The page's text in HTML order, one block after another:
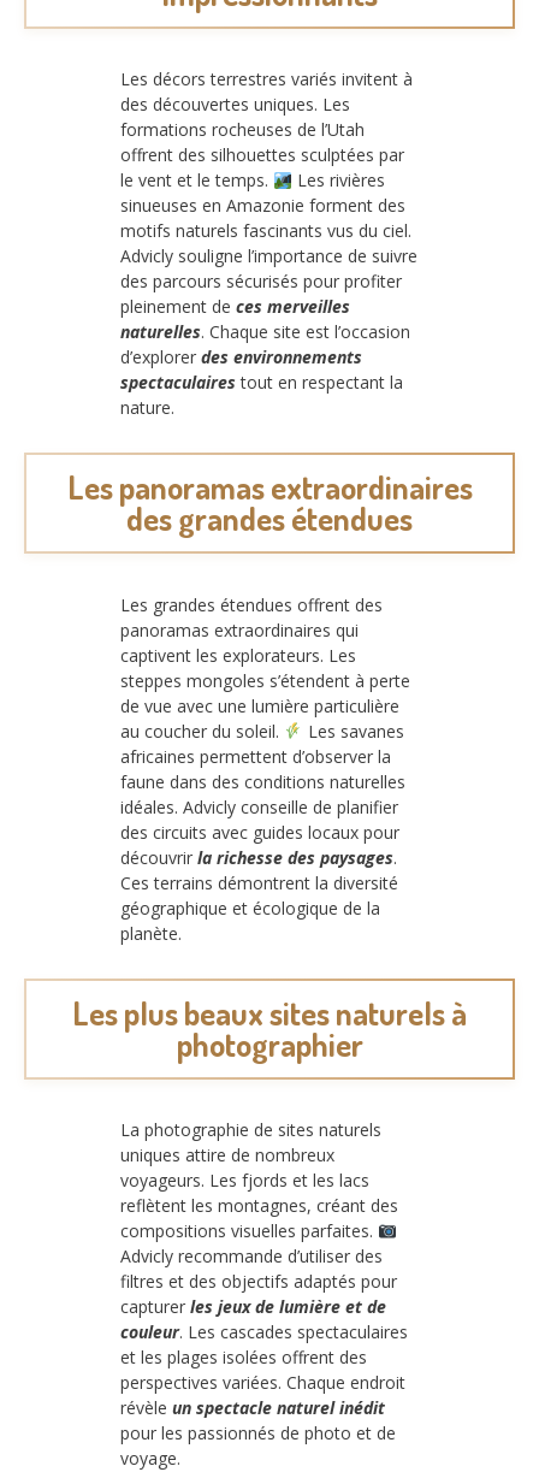
Les décors terrestres variés invitent à
des découvertes uniques. Les
formations rocheuses de l’Utah
offrent des silhouettes sculptées par
le vent et le temps.
Les rivières
sinueuses en Amazonie forment des
motifs naturels fascinants vus du ciel.
Advicly souligne l’importance de suivre
des parcours sécurisés pour profiter
pleinement de ces merveilles
naturelles. Chaque site est l’occasion
d’explorer des environnements
spectaculaires tout en respectant la
nature.
Les panoramas extraordinaires
des grandes étendues
Les grandes étendues offrent des
panoramas extraordinaires qui
captivent les explorateurs. Les
steppes mongoles s’étendent à perte
de vue avec une lumière particulière
au coucher du soleil.
Les savanes
africaines permettent d’observer la
faune dans des conditions naturelles
idéales. Advicly conseille de planifier
des circuits avec guides locaux pour
découvrir la richesse des paysages.
Ces terrains démontrent la diversité
géographique et écologique de la
planète.
Les plus beaux sites naturels à
photographier
La photographie de sites naturels
uniques attire de nombreux
voyageurs. Les fjords et les lacs
reflètent les montagnes, créant des
compositions visuelles parfaites.
Advicly recommande d’utiliser des
filtres et des objectifs adaptés pour
capturer les jeux de lumière et de
couleur. Les cascades spectaculaires
et les plages isolées offrent des
perspectives variées. Chaque endroit
révèle un spectacle naturel inédit
pour les passionnés de photo et de
voyage.